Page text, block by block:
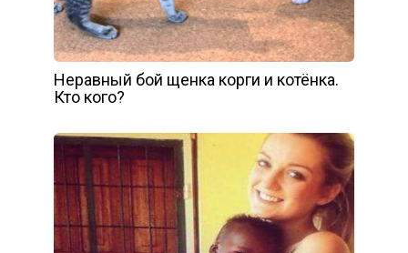
Неравный бой щенка корги и котёнка.
Кто кого?